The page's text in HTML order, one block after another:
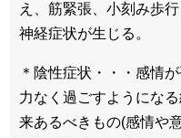
え、筋緊張、小刻み歩
神経症状が生じる。
＊陰性症状・・・感情
力なく過ごすようにな
来あるべきもの(感情や